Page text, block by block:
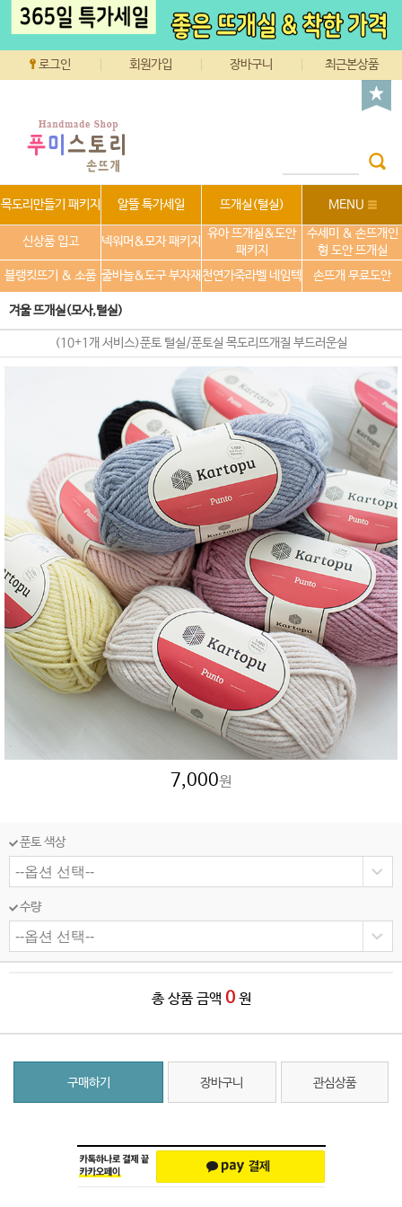
로그인 회원가입 장바구니 최근본상품
목도리만들기 패키지 알뜰 특가세일 뜨개실(털실) MENU
신상품 입고 넥워머&모자 패키지
유아 뜨개실&도안
패키지
수세미 & 손뜨개인
형 도안 뜨개실
블랭킷뜨기 & 소품 줄바늘&도구 부자재 천연가죽라벨 네임텍 손뜨개 무료도안
겨울 뜨개실(모사,털실)
(10+1개 서비스)푼토 털실/푼토실 목도리뜨개질 부드러운실
7,000원
푼토 색상
수량
총 상품 금액 0 원
구매하기 장바구니 관심상품